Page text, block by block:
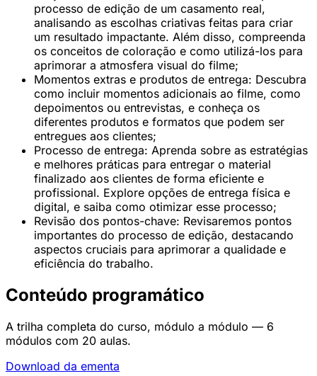
processo de edição de um casamento real,
analisando as escolhas criativas feitas para criar
um resultado impactante. Além disso, compreenda
os conceitos de coloração e como utilizá-los para
aprimorar a atmosfera visual do filme;
Momentos extras e produtos de entrega: Descubra
como incluir momentos adicionais ao filme, como
depoimentos ou entrevistas, e conheça os
diferentes produtos e formatos que podem ser
entregues aos clientes;
Processo de entrega: Aprenda sobre as estratégias
e melhores práticas para entregar o material
finalizado aos clientes de forma eficiente e
profissional. Explore opções de entrega física e
digital, e saiba como otimizar esse processo;
Revisão dos pontos-chave: Revisaremos pontos
importantes do processo de edição, destacando
aspectos cruciais para aprimorar a qualidade e
eficiência do trabalho.
Conteúdo programático
A trilha completa do curso, módulo a módulo — 6
módulos com 20 aulas.
Download da ementa